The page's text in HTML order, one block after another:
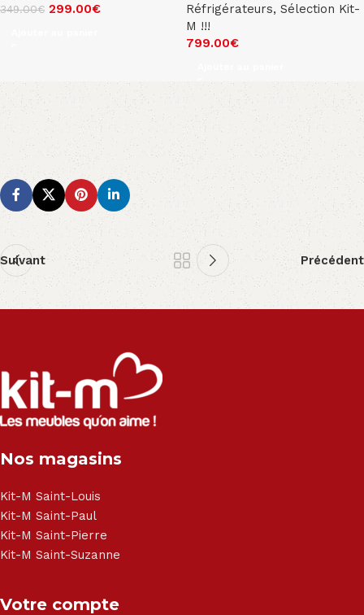
349.00€ 299.00€
Réfrigérateurs, Sélection Kit-
M !!!
799.00€
Suivant Précédent
Nos magasins
Kit-M Saint-Louis
Kit-M Saint-Paul
Kit-M Saint-Pierre
Kit-M Saint-Suzanne
Votre compte